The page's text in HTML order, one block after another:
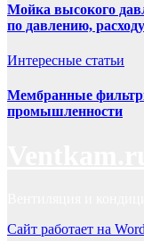
Мойка высокого
по давлению,
Интересные статьи
Мембранные
промышленности
Сайт работает на